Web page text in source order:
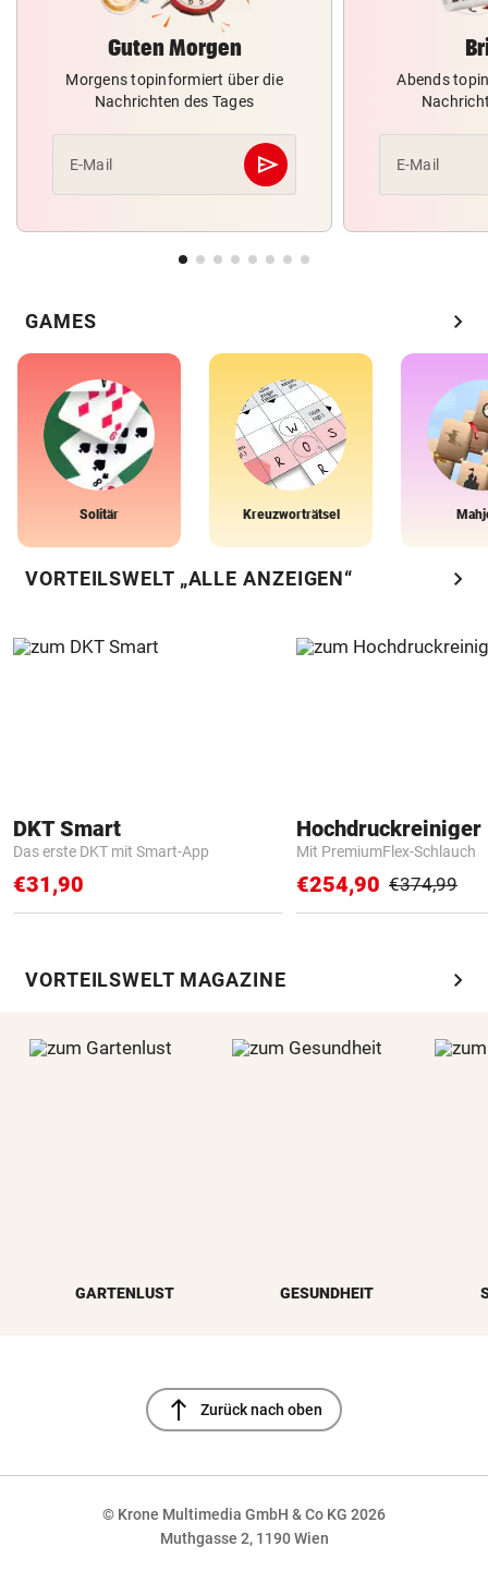
Guten Morgen
Morgens topinformiert über die
Nachrichten des Tages
E-Mail send
Abschicken
Abends
E-Mail
GAMES chevron_right
Solitär Kreuzworträtsel
VORTEILSWELT „ALLE ANZEIGEN“ chevron_right
DKT Smart
Das erste DKT mit Smart-App
€31,90
Hochdruckreiniger
Mit PremiumFlex-Schlauch
€254,90 €374,99
VORTEILSWELT MAGAZINE chevron_right
GARTENLUST GESUNDHEIT
north Zurück nach oben
© Krone Multimedia GmbH & Co KG 2026
Muthgasse 2, 1190 Wien